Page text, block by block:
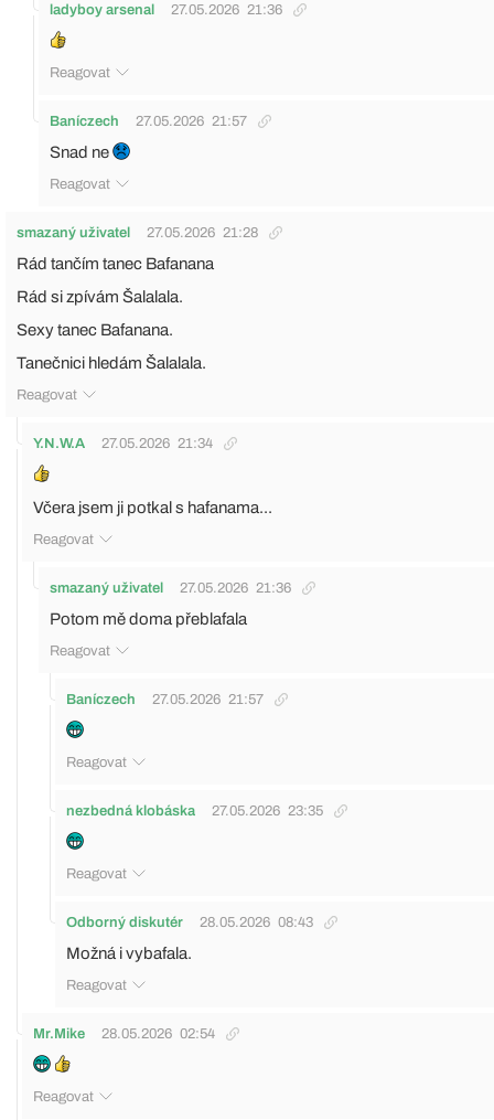
ladyboy arsenal 27.05.2026 21:36
Reagovat
Baníczech 27.05.2026 21:57
Snad ne
Reagovat
smazaný uživatel 27.05.2026 21:28
Rád tančím tanec Bafanana
Rád si zpívám Šalalala.
Sexy tanec Bafanana.
Tanečnici hledám Šalalala.
Reagovat
Y.N.W.A 27.05.2026 21:34
Včera jsem ji potkal s hafanama...
Reagovat
smazaný uživatel 27.05.2026 21:36
Potom mě doma přeblafala
Reagovat
Baníczech 27.05.2026 21:57
Reagovat
nezbedná klobáska 27.05.2026 23:35
Reagovat
Odborný diskutér 28.05.2026 08:43
Možná i vybafala.
Reagovat
Mr.Mike 28.05.2026 02:54
Reagovat